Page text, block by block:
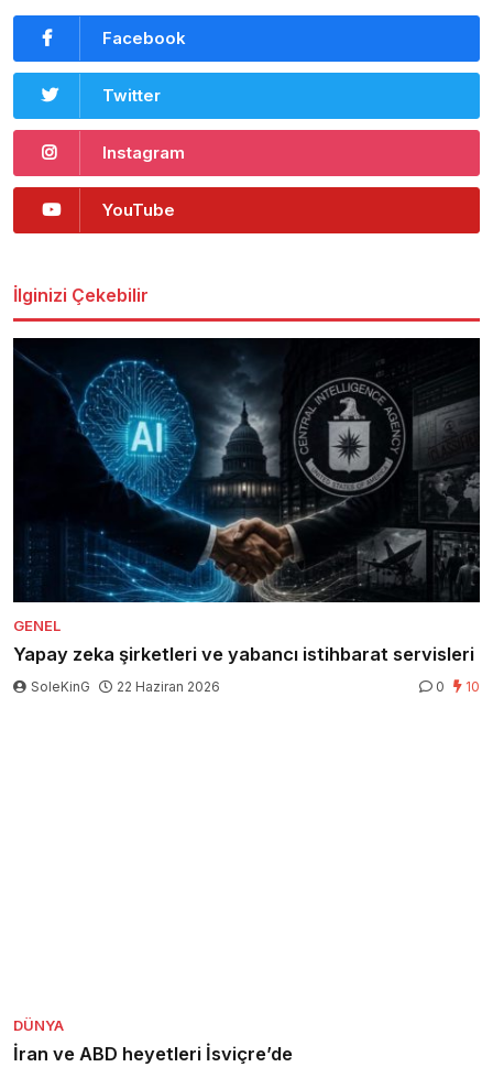
Facebook
Twitter
Instagram
YouTube
İlginizi Çekebilir
GENEL
Yapay zeka şirketleri ve yabancı istihbarat servisleri
SoleKinG 22 Haziran 2026 0 10
DÜNYA
İran ve ABD heyetleri İsviçre’de